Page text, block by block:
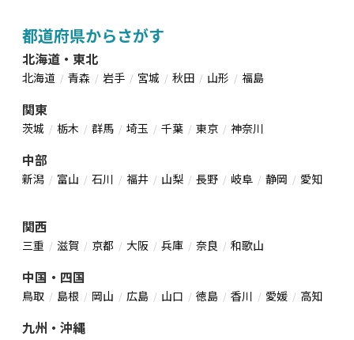
都道府県からさがす
北海道・東北
北海道 青森 岩手 宮城 秋田 山形 福島
関東
茨城 栃木 群馬 埼玉 千葉 東京 神奈川
中部
新潟 富山 石川 福井 山梨 長野 岐阜 静岡 愛知
関西
三重 滋賀 京都 大阪 兵庫 奈良 和歌山
中国・四国
鳥取 島根 岡山 広島 山口 徳島 香川 愛媛 高知
九州・沖縄